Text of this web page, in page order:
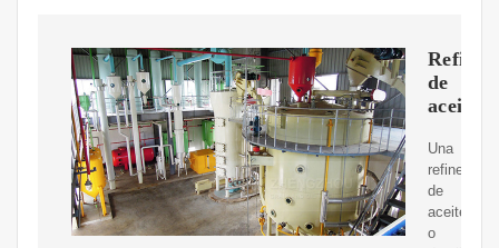
de
aceite
Una
refinería
de
aceite
o